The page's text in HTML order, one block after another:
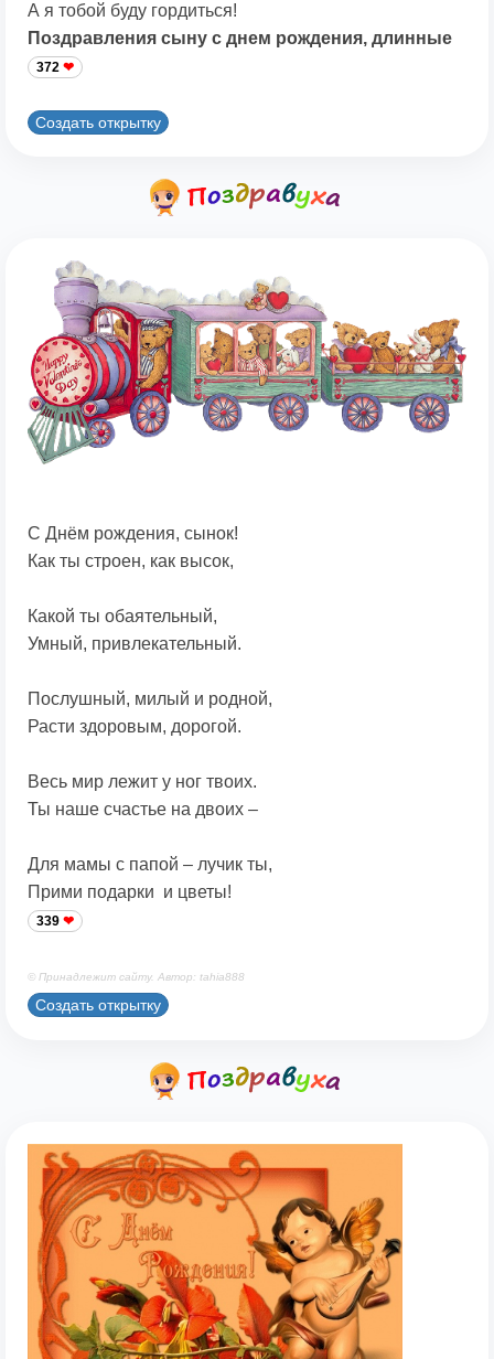
А я тобой буду гордиться!
Поздравления сыну с днем рождения, длинные
372
Создать открытку
С Днём рождения, сынок!
Как ты строен, как высок,
Какой ты обаятельный,
Умный, привлекательный.
Послушный, милый и родной,
Расти здоровым, дорогой.
Весь мир лежит у ног твоих.
Ты наше счастье на двоих –
Для мамы с папой – лучик ты,
Прими подарки и цветы!
339
© Принадлежит сайту. Автор: tahia888
Создать открытку